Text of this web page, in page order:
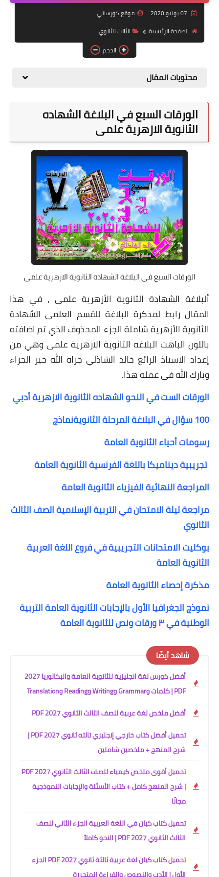
موضوعات
تربويات
تكنولوجيا
صحة
موقع كورساتي
الصفحة الرئيسية
الثالث الثانوي
الحجم
محتويات المقال
الورقات السبع في البلاغة الشهاده
الثانوية الازهرية علمى
الورقات السبع في البلاغة الشهاده الثانوية الازهرية علمى
ألبلاغة الشهادة الثانوية الأزهرية علمى ، في هذا
المقال رابط لمذكرة البلاغة للقسم العلمى الشهادة
الثانوية الأزهرية شاملة الجزء المحذوف الذي تم اضافته
باللون الباهت البلاغه الثانوية الازهرية علمى وهي من
إعداد الاستاذ الرائع خالد الشاذلي جزاه الله خير الجزاء
وبارك الله في عمله هذا.
الورقات الست في النحو الشهاده الثانوية الازهرية أدبي
100 سؤال في البلاغة المرحلة الثانوية
نماذج
رسومات أحياء الثانوية العامة
تجريبية ديناميكا باللغة الفرنسية الثانوية العامة
المراجعة النهائية الفيزياء الثانوية العامة
مراجعة ليلة الامتحان في التربية الإسلامية الصف الثالث
الثانوي
بوكليت الامتحانات التجريبية في فروع اللغة العربية
الثانوية العامة
مذكرة إحصاء الثانوية العامة
نموذج الجغرافيا الأول بالإجابات الثانوية العامةالتربية
الوطنية في ٣ ورقات ونص للثانوية العامة
شاهد أيضًا
أفضل كورس لغة انجليزية للثانوية العامة والبكالوريا 2027
PDF | كلمات وGrammar وWriting وReading وTranslation
أفضل ملخص لغة عربية للصف الثالث الثانوي 2027 PDF
تحميل أفضل كتاب خارجي إنجليزي تالته ثانوي 2027 PDF |
شرح المنهج + ملخصين شاملين
تحميل أقوى ملخص كيمياء للصف الثالث الثانوي 2027 PDF
| شرح المنهج كامل + كتاب الأسئلة والإجابات النموذجية
مجانًا
تحميل كتاب كيان في اللغة العربية الجزء الثاني للصف
الثالث الثانوي 2027 PDF | النحو كاملاً
تحميل كتاب كيان لغة عربية ثالثة ثانوي 2027 PDF الجزء